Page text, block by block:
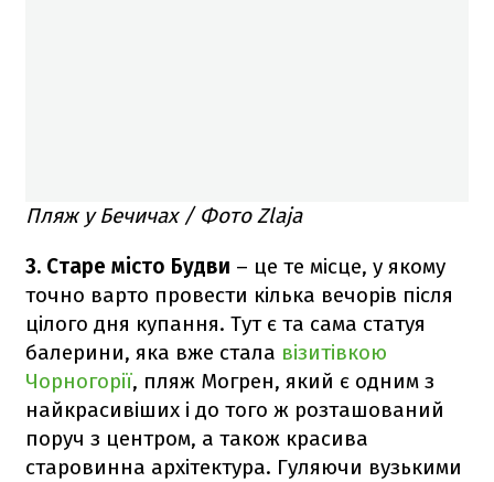
Пляж у Бечичах / Фото Zlaja
3. Старе місто Будви – це те місце, у якому
точно варто провести кілька вечорів після
цілого дня купання. Тут є та сама статуя
балерини, яка вже стала візитівкою
Чорногорії, пляж Могрен, який є одним з
найкрасивіших і до того ж розташований
поруч з центром, а також красива
старовинна архітектура. Гуляючи вузькими